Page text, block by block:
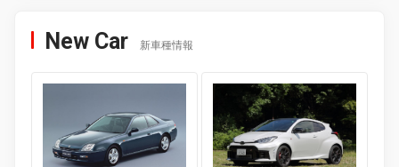
New Car 新車種情報